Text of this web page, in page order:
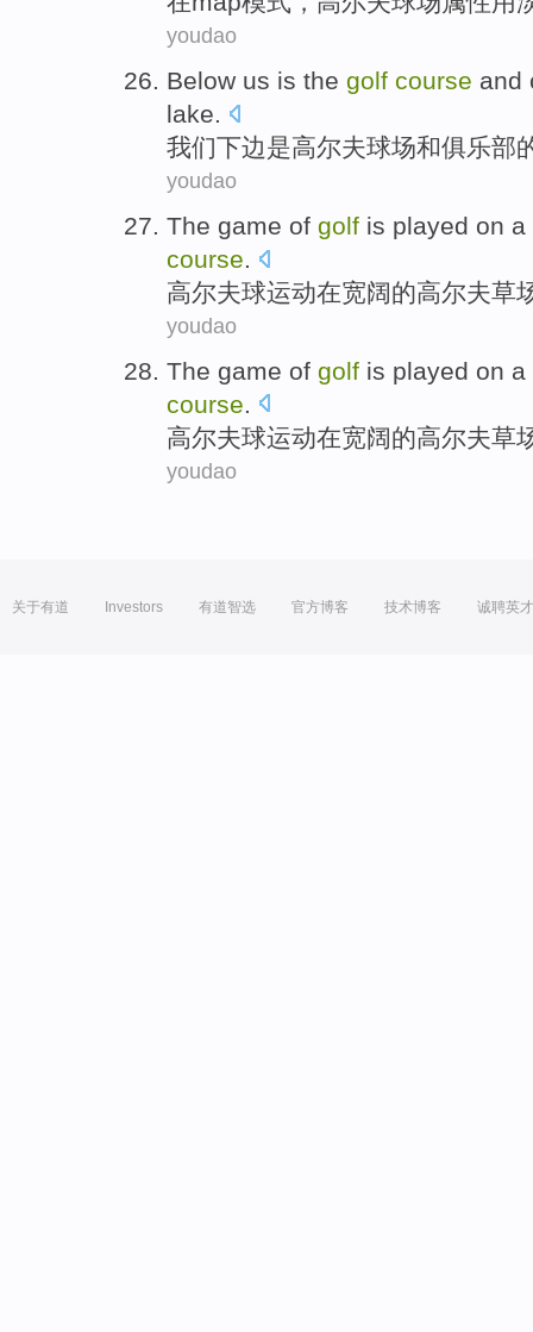
youdao
Below us is the golf course and
lake.
我们下边是高尔夫球场和俱乐部
youdao
The game of golf is played on a
course.
高尔夫球运动在宽阔的高尔夫草
youdao
The game of golf is played on a
course
高尔夫球运动在宽阔的高尔夫草
youdao
关于有道 Investors 有道智选 官方博客 技术博客 诚聘英才